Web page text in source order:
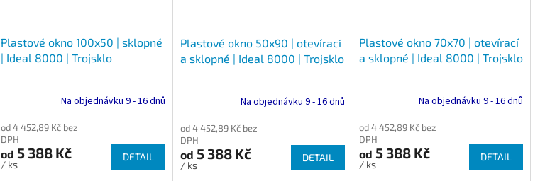
Plastové okno 100x50 | sklopné
| Ideal 8000 | Trojsklo
Na objednávku 9 - 16 dnů
od 4 452,89 Kč bez
DPH
od 5 388 Kč
/ ks
DETAIL
Plastové okno 50x90 | otevírací
a sklopné | Ideal 8000 | Trojsklo
Na objednávku 9 - 16 dnů
od 4 452,89 Kč bez
DPH
od 5 388 Kč
/ ks
DETAIL
Plastové okno 70x70 | otevírací
a sklopné | Ideal 8000 | Trojsklo
Na objednávku 9 - 16 dnů
od 4 452,89 Kč bez
DPH
od 5 388 Kč
/ ks
DETAIL